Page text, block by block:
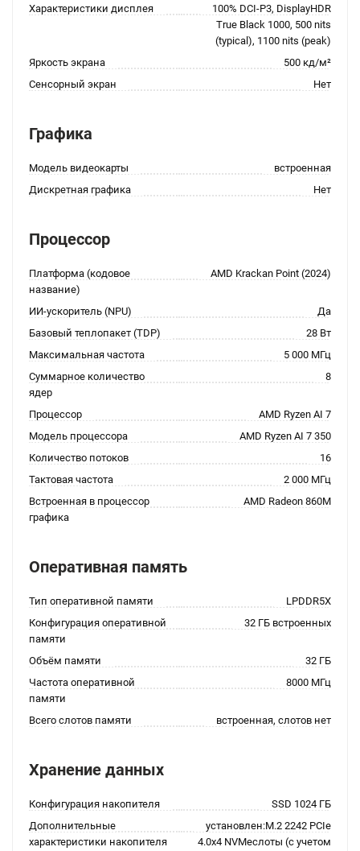
Характеристики дисплея
100% DCI-P3, DisplayHDR
True Black 1000, 500 nits
(typical), 1100 nits (peak)
Яркость экрана
500 кд/м²
Сенсорный экран
Нет
Графика
Модель видеокарты
встроенная
Дискретная графика
Нет
Процессор
Платформа (кодовое
название)
AMD Krackan Point (2024)
ИИ-ускоритель (NPU)
Да
Базовый теплопакет (TDP)
28 Вт
Максимальная частота
5 000 МГц
Суммарное количество
ядер
8
Процессор
AMD Ryzen AI 7
Модель процессора
AMD Ryzen AI 7 350
Количество потоков
16
Тактовая частота
2 000 МГц
Встроенная в процессор
графика
AMD Radeon 860M
Оперативная память
Тип оперативной памяти
LPDDR5X
Конфигурация оперативной
памяти
32 ГБ встроенных
Объём памяти
32 ГБ
Частота оперативной
памяти
8000 МГц
Всего слотов памяти встроенная, слотов нет
Хранение данных
Конфигурация накопителя
SSD 1024 ГБ
Дополнительные
характеристики накопителя
установлен:M.2 2242 PCIe
4.0x4 NVMeслоты (с учетом